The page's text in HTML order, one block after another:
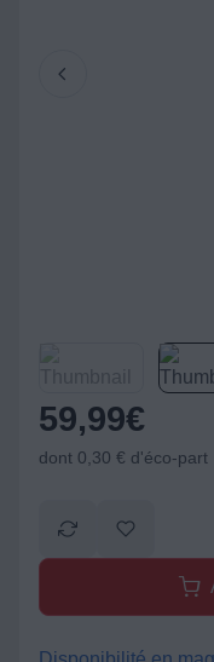
59,99€
dont 0,30 € d'éco-part